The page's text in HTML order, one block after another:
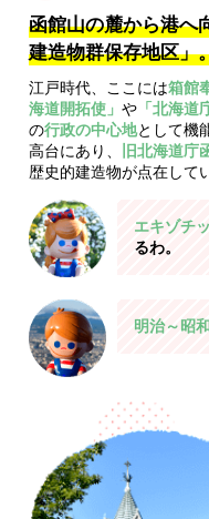
函館山の麓から港へ
建造物群保存地区」
江戸時代、ここには箱館
海道開拓使」や 「北海道
の行政の中心地として機
高台にあり、
旧北海道庁
歴史的建造物が点在して
エキゾチ
るわ。
明治～昭